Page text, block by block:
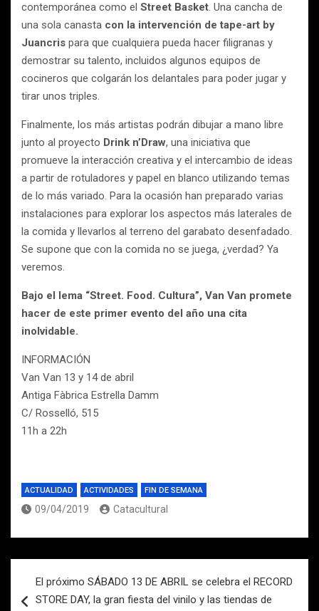
contemporánea como el Street Basket. Una cancha de
una sola canasta con la intervención de tape-art by
Juancris para que cualquiera pueda hacer filigranas y
demostrar su talento, incluidos algunos equipos de
cocineros que colgarán los delantales para poder jugar y
tirar unos triples.
Finalmente, los más artistas podrán dibujar a mano libre
junto al proyecto Drink n’Draw, una iniciativa que
promueve la interacción creativa y el intercambio de ideas
a partir de rotuladores y papel en blanco utilizando temas
de lo más variado. Para la ocasión han preparado varias
instalaciones para explorar los aspectos más laterales de
la comida y llevarlos al terreno del garabato desenfadado.
Se supone que con la comida no se juega, ¿verdad? Ya
veremos.
Bajo el lema “Street. Food. Cultura”, Van Van promete
hacer de este primer evento del año una cita
inolvidable.
INFORMACIÓN
Van Van 13 y 14 de abril
Antiga Fàbrica Estrella Damm
C/ Rosselló, 515
11h a 22h
ACTUALIDAD ACTIVIDADES FIN DE SEMANA
09/04/2019 Catacultural
de
El próximo SÁBADO 13 DE ABRIL se celebra el RECORD
STORE DAY, la gran fiesta del vinilo y las tiendas de